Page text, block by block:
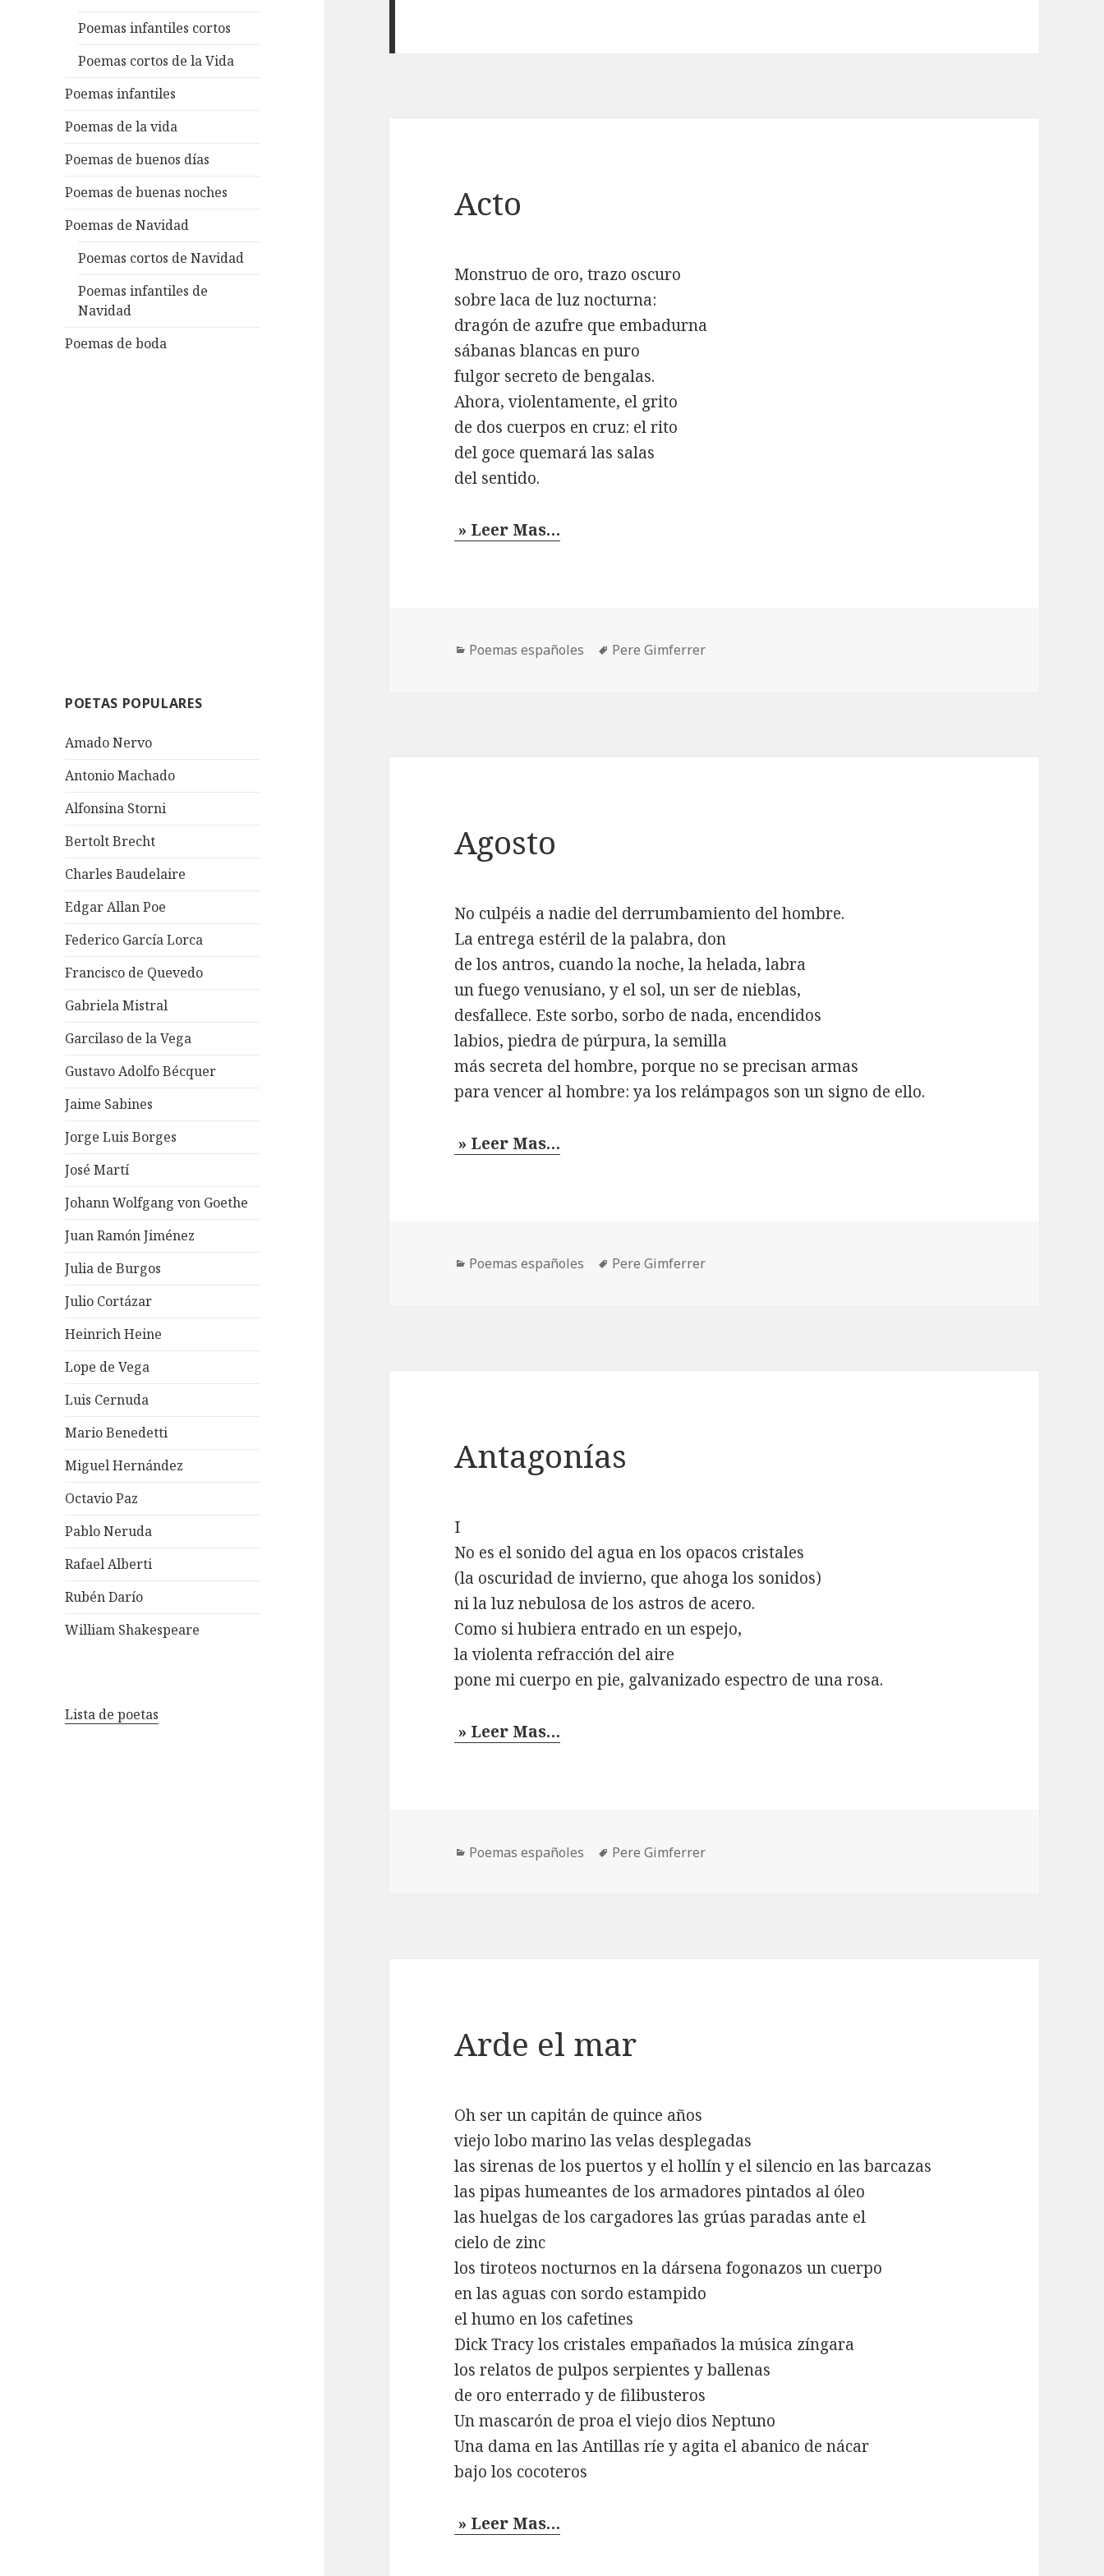
Poemas infantiles cortos
Poemas cortos de la Vida
Poemas infantiles
Poemas de la vida
Poemas de buenos días
Poemas de buenas noches
Poemas de Navidad
Poemas cortos de Navidad
Poemas infantiles de
Navidad
Poemas de boda
POETAS POPULARES
Amado Nervo
Antonio Machado
Alfonsina Storni
Bertolt Brecht
Charles Baudelaire
Edgar Allan Poe
Federico García Lorca
Francisco de Quevedo
Gabriela Mistral
Garcilaso de la Vega
Gustavo Adolfo Bécquer
Jaime Sabines
Jorge Luis Borges
José Martí
Johann Wolfgang von Goethe
Juan Ramón Jiménez
Julia de Burgos
Julio Cortázar
Heinrich Heine
Lope de Vega
Luis Cernuda
Mario Benedetti
Miguel Hernández
Octavio Paz
Pablo Neruda
Rafael Alberti
Rubén Darío
William Shakespeare
Lista de poetas
Acto
Monstruo de oro, trazo oscuro
sobre laca de luz nocturna:
dragón de azufre que embadurna
sábanas blancas en puro
fulgor secreto de bengalas.
Ahora, violentamente, el grito
de dos cuerpos en cruz: el rito
del goce quemará las salas
del sentido.
» Leer Mas…
Categorías
Poemas españoles Etiquetas
Pere Gimferrer
Agosto
No culpéis a nadie del derrumbamiento del hombre.
La entrega estéril de la palabra, don
de los antros, cuando la noche, la helada, labra
un fuego venusiano, y el sol, un ser de nieblas,
desfallece. Este sorbo, sorbo de nada, encendidos
labios, piedra de púrpura, la semilla
más secreta del hombre, porque no se precisan armas
para vencer al hombre: ya los relámpagos son un signo de ello.
» Leer Mas…
Categorías
Poemas españoles Etiquetas
Pere Gimferrer
Antagonías
I
No es el sonido del agua en los opacos cristales
(la oscuridad de invierno, que ahoga los sonidos)
ni la luz nebulosa de los astros de acero.
Como si hubiera entrado en un espejo,
la violenta refracción del aire
pone mi cuerpo en pie, galvanizado espectro de una rosa.
» Leer Mas…
Categorías
Poemas españoles Etiquetas
Pere Gimferrer
Arde el mar
Oh ser un capitán de quince años
viejo lobo marino las velas desplegadas
las sirenas de los puertos y el hollín y el silencio en las barcazas
las pipas humeantes de los armadores pintados al óleo
las huelgas de los cargadores las grúas paradas ante el
cielo de zinc
los tiroteos nocturnos en la dársena fogonazos un cuerpo
en las aguas con sordo estampido
el humo en los cafetines
Dick Tracy los cristales empañados la música zíngara
los relatos de pulpos serpientes y ballenas
de oro enterrado y de filibusteros
Un mascarón de proa el viejo dios Neptuno
Una dama en las Antillas ríe y agita el abanico de nácar
bajo los cocoteros
» Leer Mas…